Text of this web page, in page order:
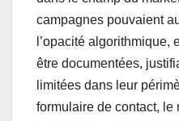
campagnes pouvaient
l’opacité
être documentées,
limitées dans leur
formulaire de contact, le